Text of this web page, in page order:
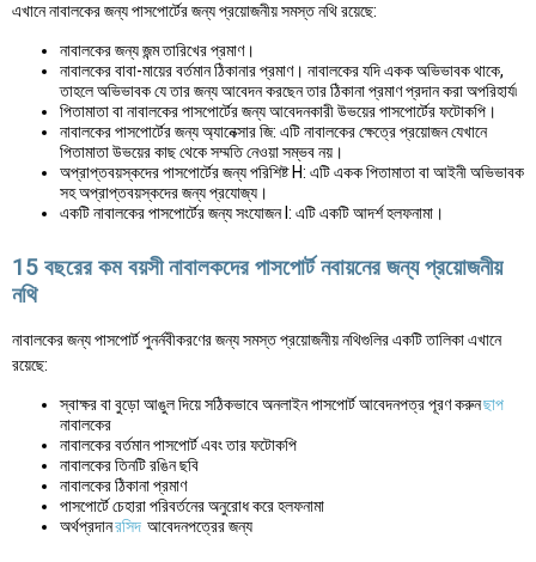
এখানে নাবালকের জন্য পাসপোর্টের জন্য প্রয়োজনীয় সমস্ত নথি রয়েছে:
নাবালকের জন্য জন্ম তারিখের প্রমাণ।
নাবালকের বাবা-মায়ের বর্তমান ঠিকানার প্রমাণ। নাবালকের যদি একক অভিভাবক থাকে,
তাহলে অভিভাবক যে তার জন্য আবেদন করছেন তার ঠিকানা প্রমাণ প্রদান করা অপরিহার্য৷
পিতামাতা বা নাবালকের পাসপোর্টের জন্য আবেদনকারী উভয়ের পাসপোর্টের ফটোকপি।
নাবালকের পাসপোর্টের জন্য অ্যানেক্সার জি: এটি নাবালকের ক্ষেত্রে প্রয়োজন যেখানে
পিতামাতা উভয়ের কাছ থেকে সম্মতি নেওয়া সম্ভব নয়।
অপ্রাপ্তবয়স্কদের পাসপোর্টের জন্য পরিশিষ্ট H: এটি একক পিতামাতা বা আইনী অভিভাবক
সহ অপ্রাপ্তবয়স্কদের জন্য প্রযোজ্য।
একটি নাবালকের পাসপোর্টের জন্য সংযোজন I: এটি একটি আদর্শ হলফনামা।
15 বছরের কম বয়সী নাবালকদের পাসপোর্ট নবায়নের জন্য প্রয়োজনীয়
নথি
নাবালকের জন্য পাসপোর্ট পুনর্নবীকরণের জন্য সমস্ত প্রয়োজনীয় নথিগুলির একটি তালিকা এখানে
রয়েছে:
স্বাক্ষর বা বুড়ো আঙুল দিয়ে সঠিকভাবে অনলাইন পাসপোর্ট আবেদনপত্র পূরণ করুনছাপ
নাবালকের
নাবালকের বর্তমান পাসপোর্ট এবং তার ফটোকপি
নাবালকের তিনটি রঙিন ছবি
নাবালকের ঠিকানা প্রমাণ
পাসপোর্টে চেহারা পরিবর্তনের অনুরোধ করে হলফনামা
অর্থপ্রদানরসিদ আবেদনপত্রের জন্য